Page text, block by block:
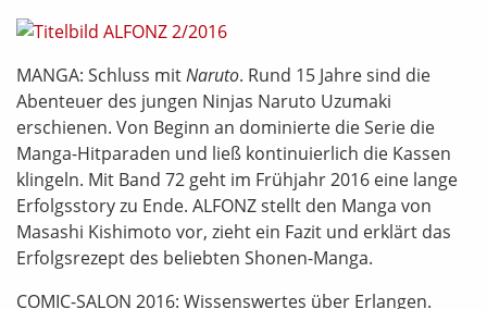
MANGA: Schluss mitNaruto. Rund 15 Jahre sind die
Abenteuer des jungen Ninjas Naruto Uzumaki
erschienen. Von Beginn an dominierte die Serie die
Manga-Hitparaden und ließ kontinuierlich die Kassen
klingeln. Mit Band 72 geht im Frühjahr 2016 eine lange
Erfolgsstory zu Ende. ALFONZ stellt den Manga von
Masashi Kishimoto vor, zieht ein Fazit und erklärt das
Erfolgsrezept des beliebten Shonen-Manga.
COMIC-SALON 2016: Wissenswertes über Erlangen.